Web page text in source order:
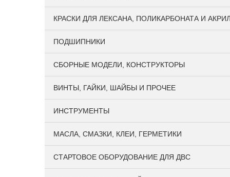
КРАСКИ ДЛЯ ЛЕКСАНА, ПОЛИКАРБОНАТА И
ПОДШИПНИКИ
CБОРНЫЕ МОДЕЛИ, КОНСТРУКТОРЫ
ВИНТЫ, ГАЙКИ, ШАЙБЫ И ПРОЧЕЕ
ИНСТРУМЕНТЫ
МАСЛА, СМАЗКИ, КЛЕИ, ГЕРМЕТИКИ
СТАРТОВОЕ ОБОРУДОВАНИЕ ДЛЯ ДВС